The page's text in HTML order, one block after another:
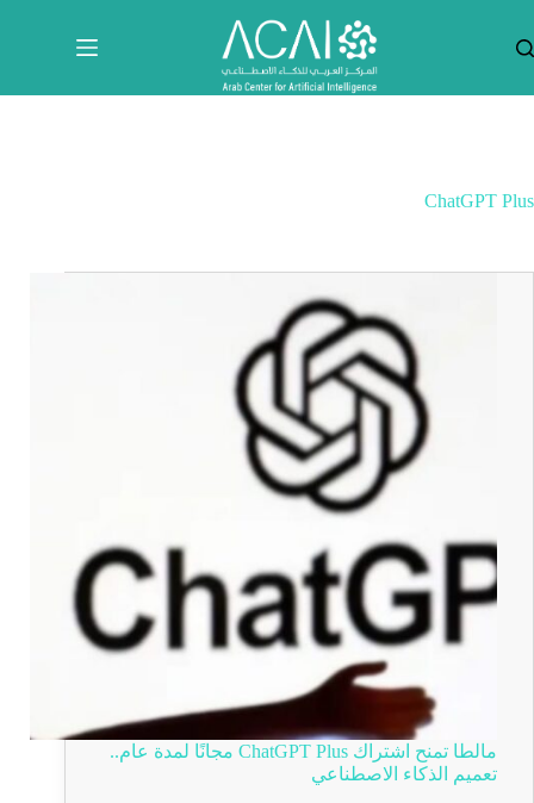
المحتوى
ChatGPT Plus
مالطا تمنح اشتراك ChatGPT Plus مجانًا لمدة عام..
تعميم الذكاء الاصطناعي